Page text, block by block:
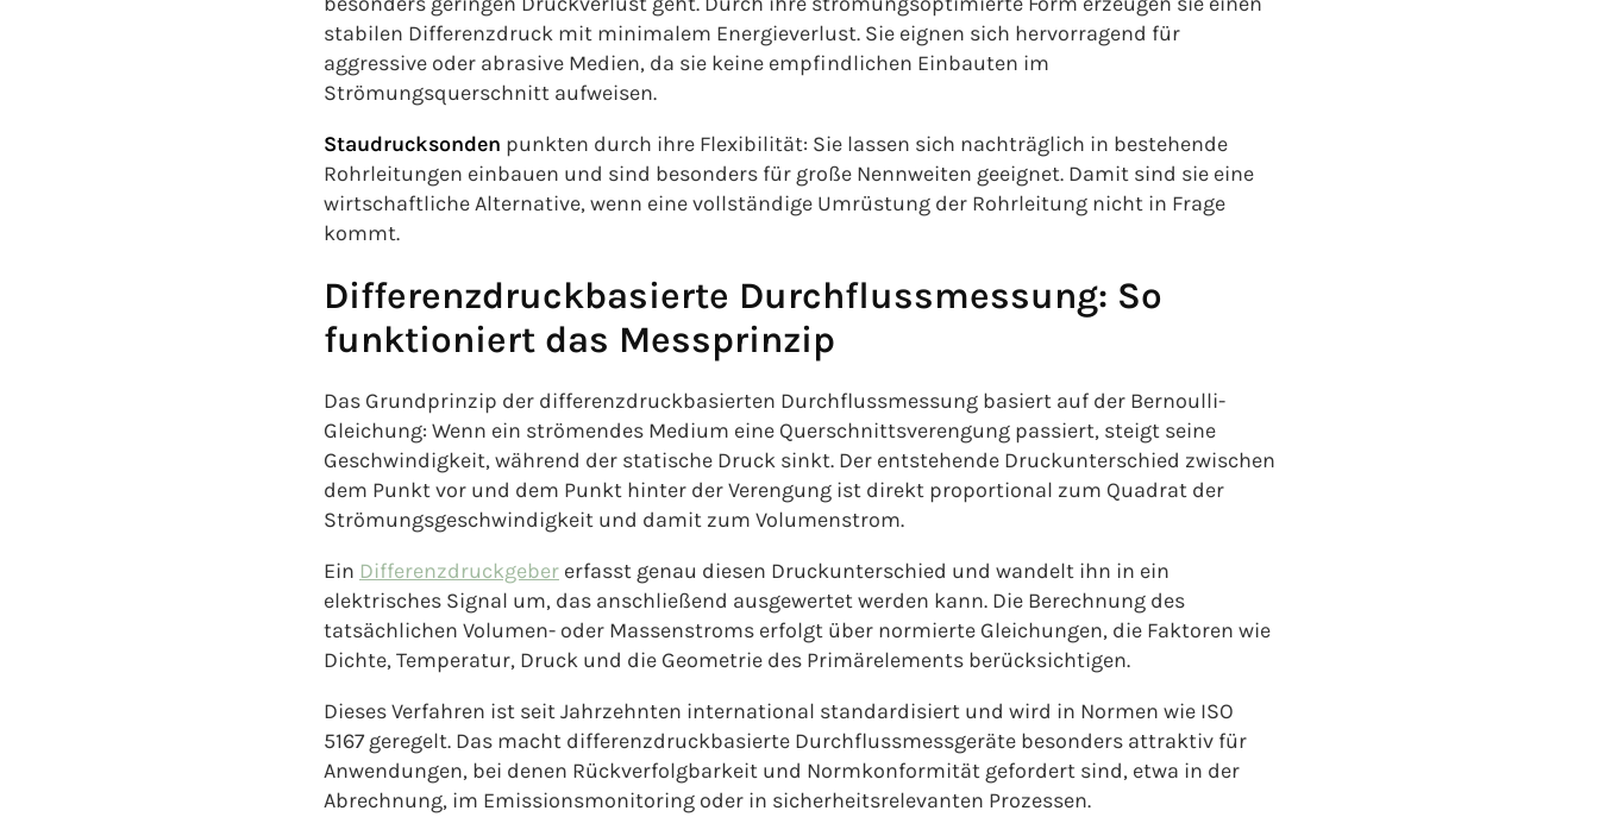
stabilen Differenzdruck mit minimalem Energieverlust. Sie eignen sich hervorragend für
aggressive oder abrasive Medien, da sie keine empfindlichen Einbauten im
Strömungsquerschnitt aufweisen.
Staudrucksonden punkten durch ihre Flexibilität: Sie lassen sich nachträglich in bestehende
Rohrleitungen einbauen und sind besonders für große Nennweiten geeignet. Damit sind sie eine
wirtschaftliche Alternative, wenn eine vollständige Umrüstung der Rohrleitung nicht in Frage
kommt.
Differenzdruckbasierte Durchflussmessung: So
funktioniert das Messprinzip
Das Grundprinzip der differenzdruckbasierten Durchflussmessung basiert auf der Bernoulli-
Gleichung: Wenn ein strömendes Medium eine Querschnittsverengung passiert, steigt seine
Geschwindigkeit, während der statische Druck sinkt. Der entstehende Druckunterschied zwischen
dem Punkt vor und dem Punkt hinter der Verengung ist direkt proportional zum Quadrat der
Strömungsgeschwindigkeit und damit zum Volumenstrom.
Ein Differenzdruckgeber erfasst genau diesen Druckunterschied und wandelt ihn in ein
elektrisches Signal um, das anschließend ausgewertet werden kann. Die Berechnung des
tatsächlichen Volumen- oder Massenstroms erfolgt über normierte Gleichungen, die Faktoren wie
Dichte, Temperatur, Druck und die Geometrie des Primärelements berücksichtigen.
Dieses Verfahren ist seit Jahrzehnten international standardisiert und wird in Normen wie ISO
5167 geregelt. Das macht differenzdruckbasierte Durchflussmessgeräte besonders attraktiv für
Anwendungen, bei denen Rückverfolgbarkeit und Normkonformität gefordert sind, etwa in der
Abrechnung, im Emissionsmonitoring oder in sicherheitsrelevanten Prozessen.